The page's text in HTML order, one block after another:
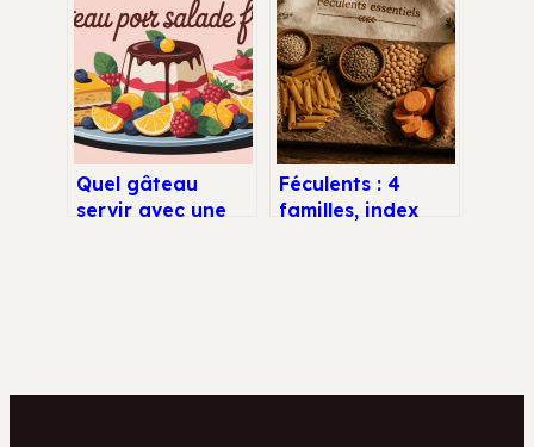
traditionnelle,
secrets locaux et
variantes faciles
chapelle-aux-
filtzméens
Quel gâteau
servir avec une
Féculents : 4
familles, index